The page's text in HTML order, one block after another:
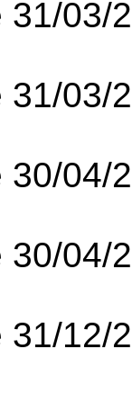
31/03/
31/03/
30/04/
30/04/
31/12/